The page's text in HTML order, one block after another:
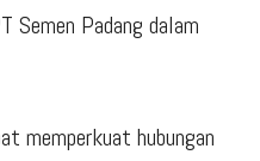
Semen Padang dalam
memperkuat hubungan